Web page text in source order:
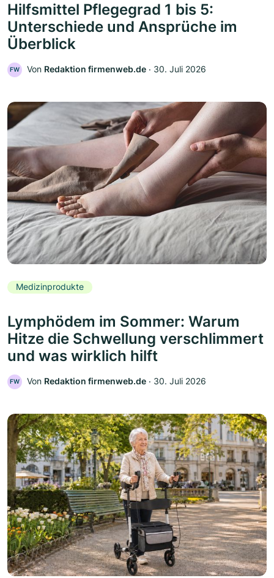
Hilfsmittel Pflegegrad 1 bis 5:
Unterschiede und Ansprüche im
Überblick
FW Von Redaktion firmenweb.de ‧ 30. Juli 2026
Medizinprodukte
Lymphödem im Sommer: Warum
Hitze die Schwellung verschlimmert
und was wirklich hilft
FW Von Redaktion firmenweb.de ‧ 30. Juli 2026